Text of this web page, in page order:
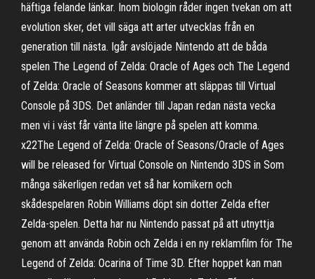
häftiga felande länkar. Inom biologin råder ingen tvekan om att
evolution sker, det vill säga att arter utvecklas från en
generation till nästa. Igår avslöjade Nintendo att de båda
spelen The Legend of Zelda: Oracle of Ages och The Legend
of Zelda: Oracle of Seasons kommer att släppas till Virtual
Console på 3DS. Det anländer till Japan redan nästa vecka
men vi i väst får vänta lite längre på spelen att komma.
x22The Legend of Zelda: Oracle of Seasons/Oracle of Ages
will be released for Virtual Console on Nintendo 3DS in Som
många säkerligen redan vet så har komikern och
skådespelaren Robin Williams döpt sin dotter Zelda efter
Zelda-spelen. Detta har nu Nintendo passat på att utnyttja
genom att använda Robin och Zelda i en ny reklamfilm för The
Legend of Zelda: Ocarina of Time 3D. Efter hoppet kan man